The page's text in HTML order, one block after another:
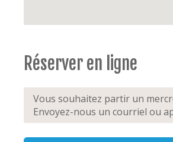
Réserver en ligne
Vous souhaitez partir un
Envoyez-nous un courriel ou